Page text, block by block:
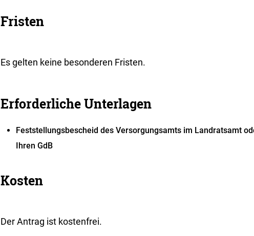
Fristen
Es gelten keine besonderen Fristen.
Erforderliche Unterlagen
Feststellungsbescheid des Versorgungsamts im Landratsamt
Ihren GdB
Kosten
Der Antrag ist kostenfrei.